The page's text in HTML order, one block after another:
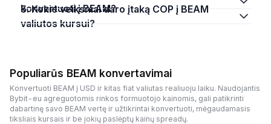
konvertuoti į BEAM?
5. Kokie veiksniai daro įtaką COP į BEAM
valiutos kursui?
Populiarūs BEAM konvertavimai
Konvertuoti BEAM į USD ir kitas fiat valiutas realiuoju laiku. Naudojantis
Bybit-eu agreguotomis rinkos formuotojo kainomis, gali patikrinti
dabartinę savo BEAM vertę ir užtikrintai konvertuoti, mėgaudamasis
tiksliais kursais ir be jokių paslėptų kainų spreadų.